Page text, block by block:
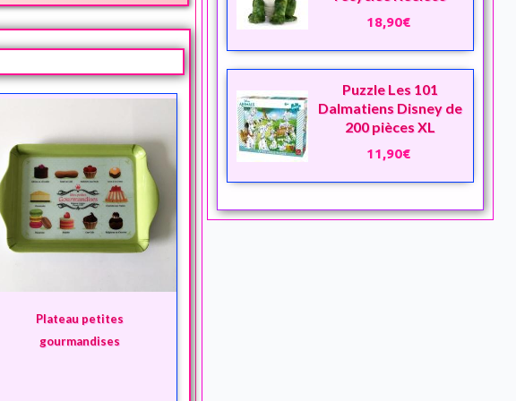
Plateau petites
gourmandises
18,90€
Puzzle Les 101
Dalmatiens Disney de
200 pièces XL
11,90€